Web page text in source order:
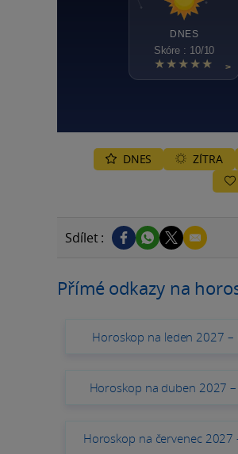
DNES
Skóre : 10/10
★★★★★ >
DNES ZÍTRA
Sdílet :
Přímé odkazy na
Horoskop na leden 2027 –
Horoskop na duben 2027 –
Horoskop na červenec 2027